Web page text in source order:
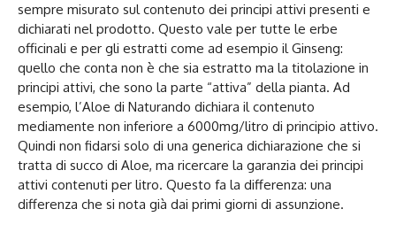
sempre misurato sul contenuto dei principi attivi presenti e
dichiarati nel prodotto. Questo vale per tutte le erbe
officinali e per gli estratti come ad esempio il Ginseng:
quello che conta non è che sia estratto ma la titolazione in
principi attivi, che sono la parte “attiva” della pianta. Ad
esempio, l’Aloe di Naturando dichiara il contenuto
mediamente non inferiore a 6000mg/litro di principio attivo.
Quindi non fidarsi solo di una generica dichiarazione che si
tratta di succo di Aloe, ma ricercare la garanzia dei principi
attivi contenuti per litro. Questo fa la differenza: una
differenza che si nota già dai primi giorni di assunzione.